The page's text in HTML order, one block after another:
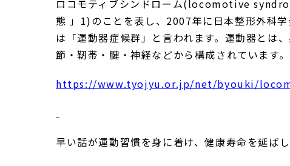
ロコモティブシンドローム(locomotive
態 」1)のことを表し、2007年に日本整形外科
は「運動器症候群」と言われます。運動器とは
節・靭帯・腱・神経などから構成されています
https://www.tyojyu.or.jp/net/byouki/
早い話が運動習慣を身に着け、健康寿命を延ば